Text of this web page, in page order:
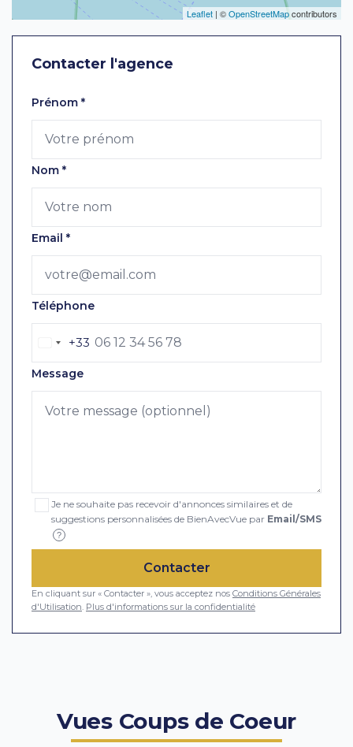
Leaflet | ©OpenStreetMapcontributors
Contacter l'agence
Laissez ce champ vide
Prénom *
Nom *
Email *
Téléphone
+33
Message
Je ne souhaite pas recevoir d'annonces similaires et de
suggestions personnalisées de BienAvecVue par Email/SMS
?
Contacter
En cliquant sur « Contacter », vous acceptez nos Conditions Générales
d'Utilisation Plus d'informations sur la confidentialité
Vues Coups de Coeur